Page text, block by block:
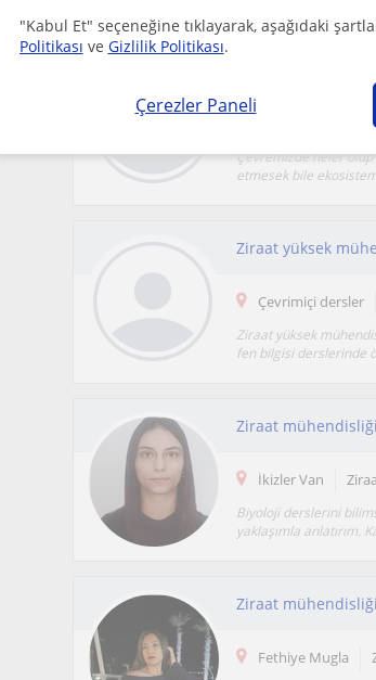
"Kabul Et" seçeneğine tıklayarak, aşağıdaki
Politikası ve Gizlilik Politikası.
Çerezler Paneli
Çevremizde neler
etmesek bile
Ziraat yüksek
Çevrimiçi dersler
Ziraat yüksek
fen bilgisi derslerinde
İkizler Van
Biyoloji derslerini
yaklaşımla anlatırım.
Ziraat
Fethiye Mugla